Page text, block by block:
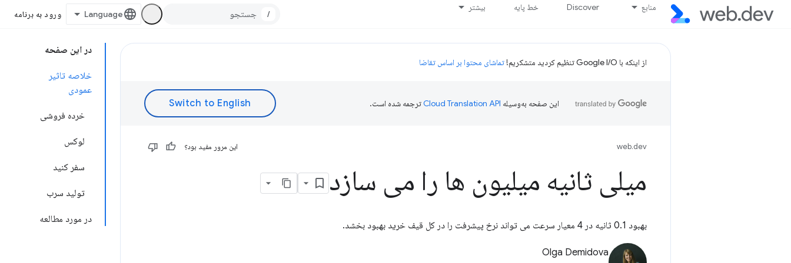
منابع Discover خط پایه بیشتر
/ ورود به برنامه
در این صفحه
خلاصه تاثیر
عمودی
خرده فروشی
لوکس
سفر کنید
تولید سرب
در مورد مطالعه
از اینکه با Google I/O تنظیم کردید متشکریم! تماشای محتوا بر اساس تقاضا
این صفحه به‌وسیله ترجمه شده است.
web.dev این مرور مفید بود؟
میلی ثانیه میلیون ها را می سازد
بهبود 0.1 ثانیه در 4 معیار سرعت می تواند نرخ پیشرفت را در کل قیف خرید بهبود بخشد.
Olga Demidova